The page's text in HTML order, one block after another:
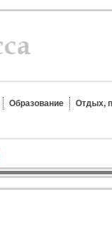
Образование Отдых,